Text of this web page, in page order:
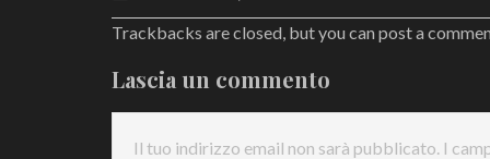
Trackbacks are closed, but you can post a
Lascia un commento
Il tuo indirizzo email non sarà pubblicato. I